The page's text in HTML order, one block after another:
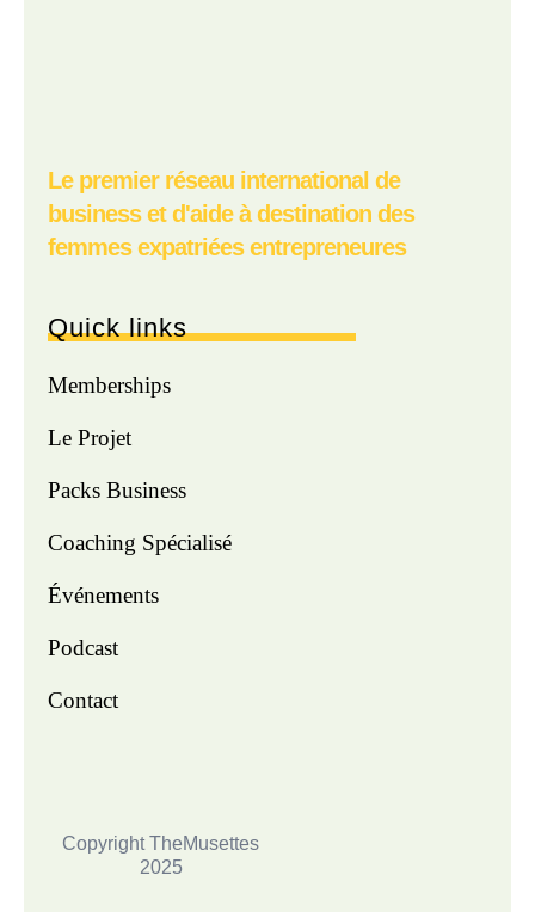
Le premier réseau international de
business et d'aide à destination des
femmes expatriées entrepreneures
Quick links
Memberships
Le Projet
Packs Business
Coaching Spécialisé
Événements
Podcast
Contact
Copyright TheMusettes
2025